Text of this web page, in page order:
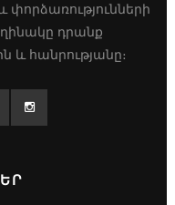
փորձառությունների
դրանք
և հանրությանը։